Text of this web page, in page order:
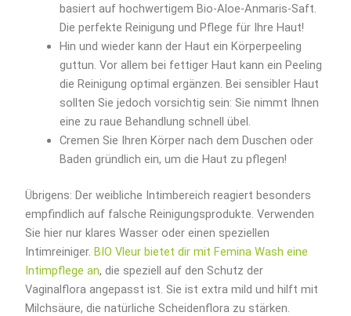
basiert auf hochwertigem Bio-Aloe-Anmaris-Saft.
Die perfekte Reinigung und Pflege für Ihre Haut!
Hin und wieder kann der Haut ein Körperpeeling
guttun. Vor allem bei fettiger Haut kann ein Peeling
die Reinigung optimal ergänzen. Bei sensibler Haut
sollten Sie jedoch vorsichtig sein: Sie nimmt Ihnen
eine zu raue Behandlung schnell übel.
Cremen Sie Ihren Körper nach dem Duschen oder
Baden gründlich ein, um die Haut zu pflegen!
Übrigens: Der weibliche Intimbereich reagiert besonders
empfindlich auf falsche Reinigungsprodukte. Verwenden
Sie hier nur klares Wasser oder einen speziellen
Intimreiniger.BIO Vleur bietet dir mit Femina Wash eine
Intimpflege an, die speziell auf den Schutz der
Vaginalflora angepasst ist. Sie ist extra mild und hilft mit
Milchsäure, die natürliche Scheidenflora zu stärken.